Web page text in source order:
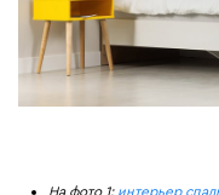
На фото 1: интерьер